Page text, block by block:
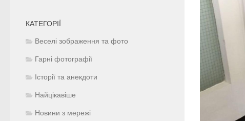
КАТЕГОРІЇ
Веселі зображення та фото
Гарні фотографії
Історії та анекдоти
Найцікавіше
Новини з мережі